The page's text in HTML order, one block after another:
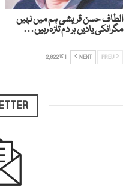
الطاف حسن قریشی ہم میں نہیں
مگرانکی یادیں ہر دم تازہ رہیں…
NEXT 1 کا 2,822